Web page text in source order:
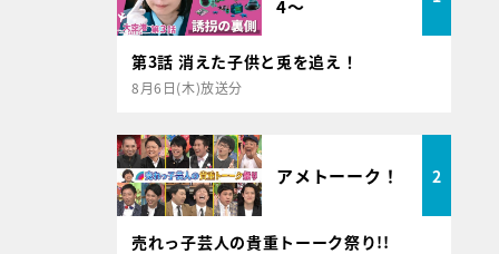
4～
第3話 消えた子供と兎を追え！
8月6日(木)放送分
アメトーーク！ 2
売れっ子芸人の貴重トーーク祭り!!